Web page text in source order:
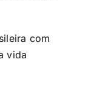
com
vida